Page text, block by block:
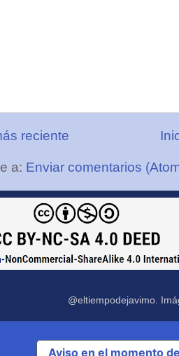
reciente
a: Enviar comentarios
@eltiempodejavimo.
Aviso en el momento